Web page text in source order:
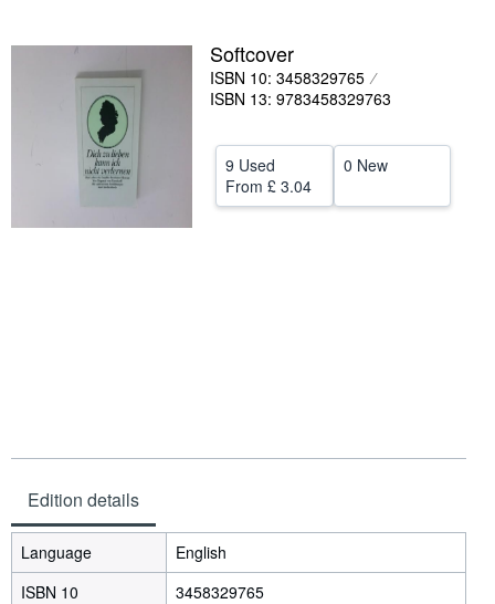
Textbooks
Start Selling
CLOSE
Softcover
ISBN 10: 3458329765
ISBN 13: 9783458329763
9 Used
From £ 3.04
0 New
Edition details
Language
English
ISBN 10
3458329765